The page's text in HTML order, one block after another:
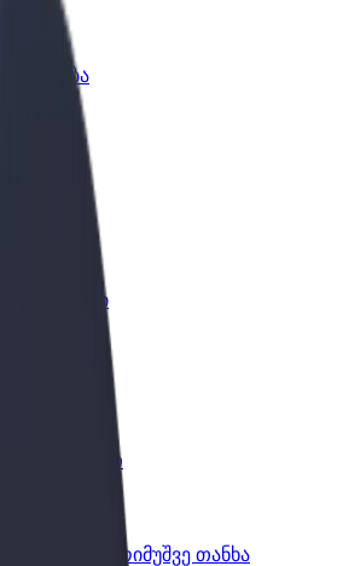
მძღოლი
გრაფიკით
და გამოიმუშვე თანხა